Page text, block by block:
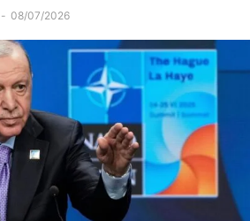
- 08/07/2026